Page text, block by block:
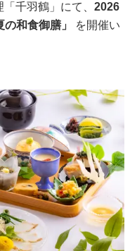
千羽鶴」にて、 2026
和食御膳」
を開催い